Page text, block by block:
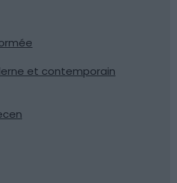
et contemporain